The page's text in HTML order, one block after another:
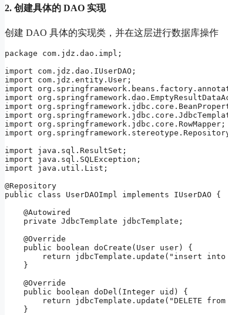
2. 创建具体的 DAO 实现
创建 DAO 具体的实现类，并在这层进行数据库操作
package com.jdz.dao.impl;
import com.jdz.dao.IUserDAO;
import com.jdz.entity.User;
import
import
import
import
import org.springframework.jdbc.core.RowMapper;
import
import java.sql.ResultSet;
import java.sql.SQLException;
import java.util.List;
@Repository
public class UserDAOImpl implements IUserDAO {
    @Autowired
    private JdbcTemplate jdbcTemplate;
    @Override
    public boolean doCreate(User user) {
return jdbcTemplate.update("insert
    }
    @Override
    public boolean doDel(Integer uid) {
return jdbcTemplate.update("DELETE
    }